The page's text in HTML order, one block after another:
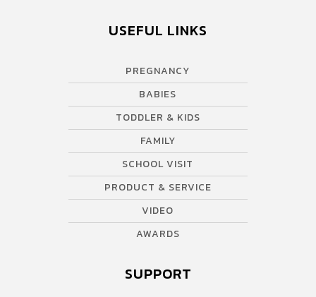
USEFUL LINKS
PREGNANCY
BABIES
TODDLER & KIDS
FAMILY
SCHOOL VISIT
PRODUCT & SERVICE
VIDEO
AWARDS
SUPPORT